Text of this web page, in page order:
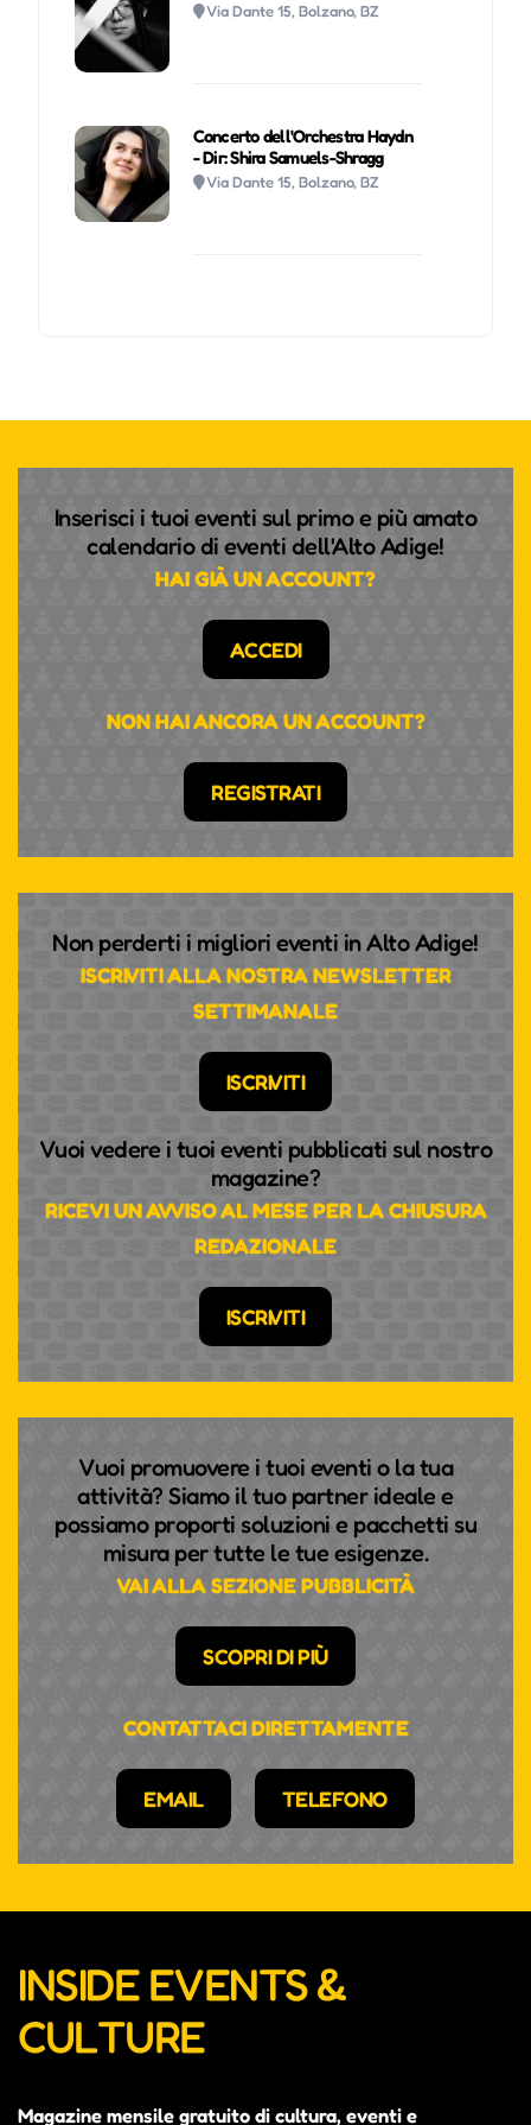
Via Dante 15, Bolzano, BZ
Concerto dell'Orchestra Haydn
- Dir: Shira Samuels-Shragg
Via Dante 15, Bolzano, BZ
Inserisci i tuoi eventi sul primo e più amato
calendario di eventi dell'Alto Adige!
HAI GIÀ UN ACCOUNT?
ACCEDI
NON HAI ANCORA UN ACCOUNT?
REGISTRATI
Non perderti i migliori eventi in Alto Adige!
ISCRIVITI ALLA NOSTRA NEWSLETTER
SETTIMANALE
ISCRIVITI
Vuoi vedere i tuoi eventi pubblicati sul nostro
magazine?
RICEVI UN AVVISO AL MESE PER LA CHIUSURA
REDAZIONALE
ISCRIVITI
Vuoi promuovere i tuoi eventi o la tua
attività? Siamo il tuo partner ideale e
possiamo proporti soluzioni e pacchetti su
misura per tutte le tue esigenze.
VAI ALLA SEZIONE PUBBLICITÀ
SCOPRI DI PIÙ
CONTATTACI DIRETTAMENTE
EMAIL TELEFONO
INSIDE EVENTS &
CULTURE
Magazine mensile gratuito di cultura, eventi e